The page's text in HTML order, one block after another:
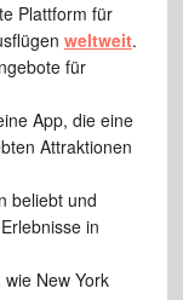
Plattform für
weltweit.
für
App, die eine
Attraktionen
beliebt und
in
New York